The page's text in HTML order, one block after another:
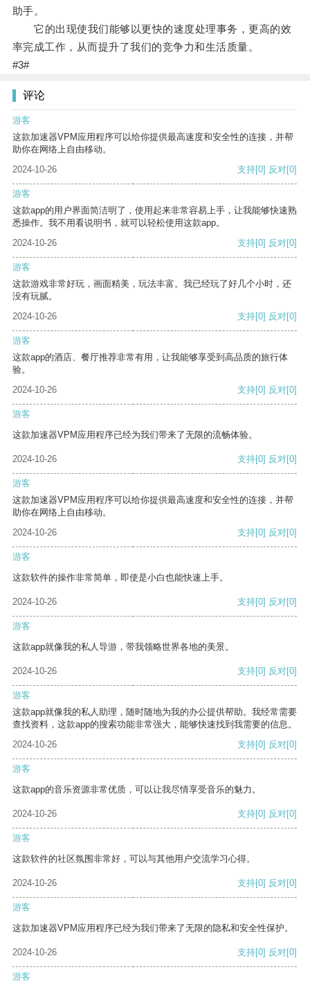
助手。
它的出现使我们能够以更快的速度处理事务，更高的效
率完成工作，从而提升了我们的竞争力和生活质量。
#3#
评论
游客
这款加速器VPM应用程序可以给你提供最高速度和安全性的连接，并帮
助你在网络上自由移动。
2024-10-26
支持[0] 反对[0]
游客
这款app的用户界面简洁明了，使用起来非常容易上手，让我能够快速熟
悉操作。我不用看说明书，就可以轻松使用这款app。
2024-10-26
支持[0] 反对[0]
游客
这款游戏非常好玩，画面精美，玩法丰富。我已经玩了好几个小时，还
没有玩腻。
2024-10-26
支持[0] 反对[0]
游客
这款app的酒店、餐厅推荐非常有用，让我能够享受到高品质的旅行体
验。
2024-10-26
支持[0] 反对[0]
游客
这款加速器VPM应用程序已经为我们带来了无限的流畅体验。
2024-10-26 支持[0] 反对[0]
游客
这款加速器VPM应用程序可以给你提供最高速度和安全性的连接，并帮
助你在网络上自由移动。
2024-10-26
支持[0] 反对[0]
游客
这款软件的操作非常简单，即使是小白也能快速上手。
2024-10-26 支持[0] 反对[0]
游客
这款app就像我的私人导游，带我领略世界各地的美景。
2024-10-26 支持[0] 反对[0]
游客
这款app就像我的私人助理，随时随地为我的办公提供帮助。我经常需要
查找资料，这款app的搜索功能非常强大，能够快速找到我需要的信息。
2024-10-26
支持[0] 反对[0]
游客
这款app的音乐资源非常优质，可以让我尽情享受音乐的魅力。
2024-10-26 支持[0] 反对[0]
游客
这款软件的社区氛围非常好，可以与其他用户交流学习心得。
2024-10-26 支持[0] 反对[0]
游客
这款加速器VPM应用程序已经为我们带来了无限的隐私和安全性保护。
2024-10-26 支持[0] 反对[0]
游客